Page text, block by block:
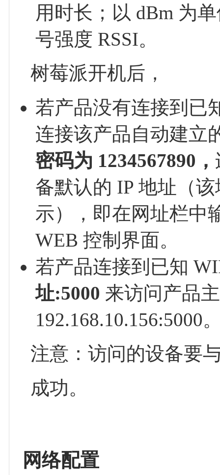
用时长；以 dBm 为
号强度 RSSI。
树莓派开机后，
若产品没有连接到已
连接该产品自动建立
密码为 1234567890，
备默认的 IP 地址（
示），即在网址栏中
WEB 控制界面。
若产品连接到已知
址:5000 来访问产品
192.168.10.156:5000
注意：访问的设备要
成功。
网络配置